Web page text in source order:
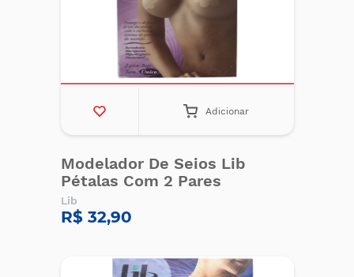
Adicionar
Modelador De Seios Lib
Pétalas Com 2 Pares
Lib
R$ 32,90